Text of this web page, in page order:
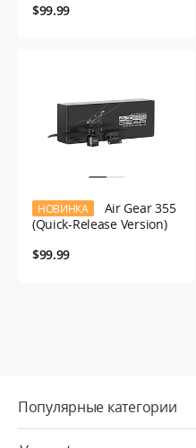
$99.99
НОВИНКА
(Quick-Release Version)
$99.99
Популярные категории